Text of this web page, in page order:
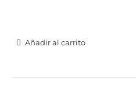
Añadir al carrito